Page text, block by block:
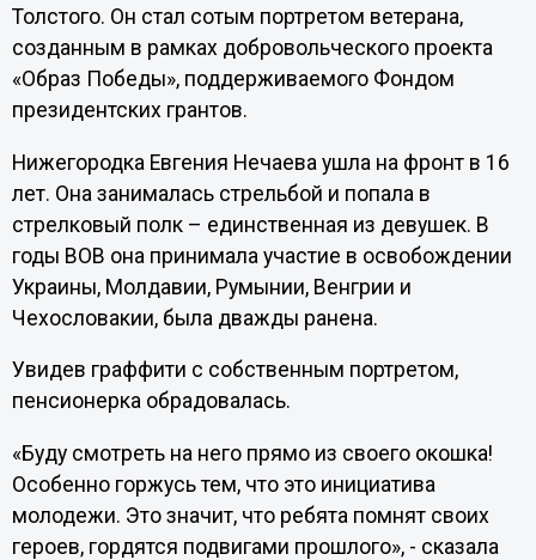
Толстого. Он стал сотым портретом ветерана,
созданным в рамках добровольческого проекта
«Образ Победы», поддерживаемого Фондом
президентских грантов.
Нижегородка Евгения Нечаева ушла на фронт в 16
лет. Она занималась стрельбой и попала в
стрелковый полк – единственная из девушек. В
годы ВОВ она принимала участие в освобождении
Украины, Молдавии, Румынии, Венгрии и
Чехословакии, была дважды ранена.
Увидев граффити с собственным портретом,
пенсионерка обрадовалась.
«Буду смотреть на него прямо из своего окошка!
Особенно горжусь тем, что это инициатива
молодежи. Это значит, что ребята помнят своих
героев, гордятся подвигами прошлого», - сказала